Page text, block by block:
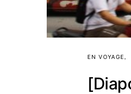
EN VOYAGE